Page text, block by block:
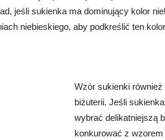
jeśli sukienka ma dominujący kolor
niebieskiego, aby podkreślić ten
Wzór sukienki
biżuterii. Jeśli
wybrać delikatniejszą
konkurować z